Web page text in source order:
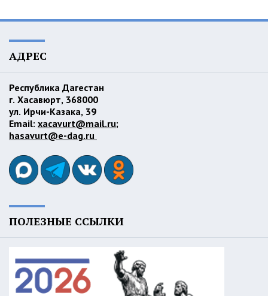
АДРЕС
Республика Дагестан
г. Хасавюрт, 368000
ул. Ирчи-Казака, 39
Email: xacavurt@mail.ru;
hasavurt@e-dag.ru
ПОЛЕЗНЫЕ ССЫЛКИ